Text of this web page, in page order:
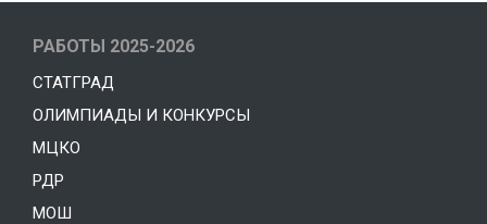
РАБОТЫ 2025-2026
СТАТГРАД
ОЛИМПИАДЫ И КОНКУРСЫ
МЦКО
РДР
МОШ